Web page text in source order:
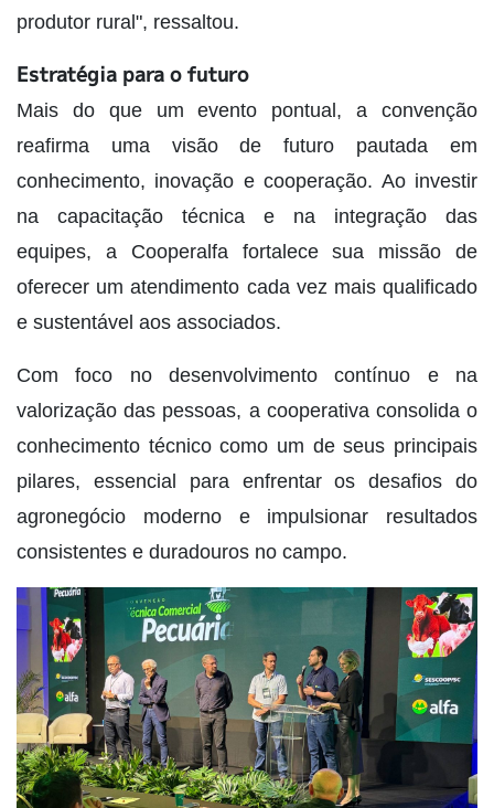
produtor rural", ressaltou.
Estratégia para o futuro
Mais do que um evento pontual, a convenção
reafirma uma visão de futuro pautada em
conhecimento, inovação e cooperação. Ao investir
na capacitação técnica e na integração das
equipes, a Cooperalfa fortalece sua missão de
oferecer um atendimento cada vez mais qualificado
e sustentável aos associados.
Com foco no desenvolvimento contínuo e na
valorização das pessoas, a cooperativa consolida o
conhecimento técnico como um de seus principais
pilares, essencial para enfrentar os desafios do
agronegócio moderno e impulsionar resultados
consistentes e duradouros no campo.